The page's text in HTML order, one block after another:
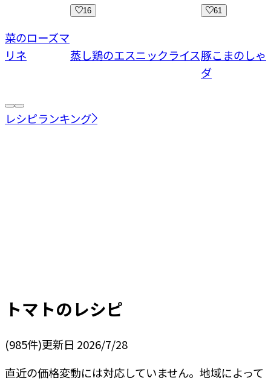
菜のローズマ
リネ
16
蒸し鶏のエスニックライス
61
豚こまのしゃ
ダ
レシピランキング
トマトのレシピ
(985件)更新日 2026/7/28
直近の価格変動には対応していません。地域によって